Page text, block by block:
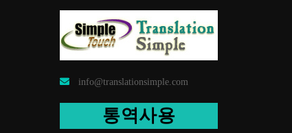
info@translationsimple.com
통역사용